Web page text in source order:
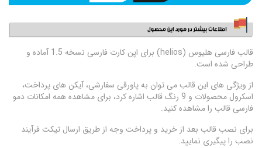
قالب فارسی هلیوس (helios) برای اپن کارت فارسی نسخه 1.5 آماده و
طراحی شده است.
از ویژگی های این قالب می توان به پاورقی سفارشی، آیکن های پرداخت،
اسکرول محصولات و 9 رنگ قالب اشاره کرد، برای مشاهده همه امکانات دمو
فارسی قالب را مشاهده کنید.
برای نصب قالب بعد از خرید و پرداخت وجه از طریق ارسال تیکت فرآیند
نصب را پیگیری نمایید.